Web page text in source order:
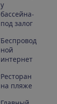
у
бассейна-
под залог
Беспровод
ной
интернет
Ресторан
на пляже